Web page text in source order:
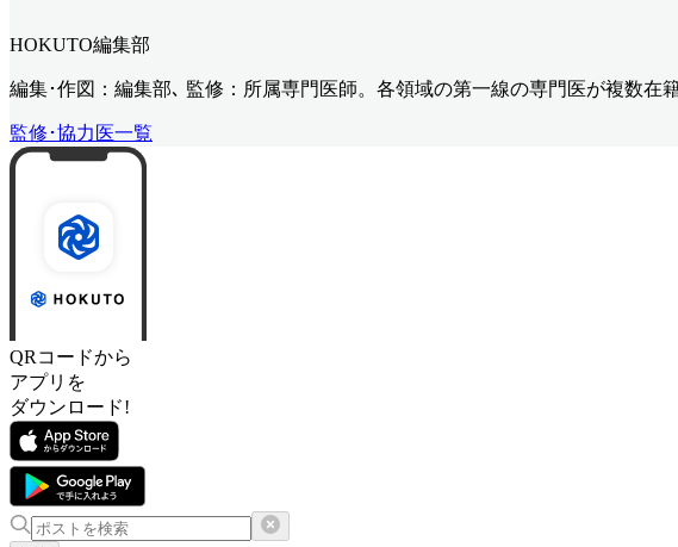
HOKUTO編集部
編集･作図：編集部､ 監修：所属専門医師。各領域の第一線の専門医が複数在
監修･協力医一覧
QRコードから
アプリを
ダウンロード!